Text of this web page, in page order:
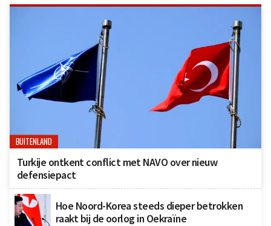
BUITENLAND
Turkije ontkent conflict met NAVO over nieuw
defensiepact
Hoe Noord-Korea steeds dieper betrokken
raakt bij de oorlog in Oekraïne